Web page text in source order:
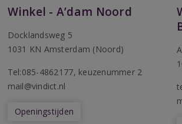
Winkel - A’dam Noord
Docklandsweg 5
1031 KN Amsterdam (Noord)
Tel:085-4862177, keuzenummer 2
mail@vindict.nl
Openingstijden